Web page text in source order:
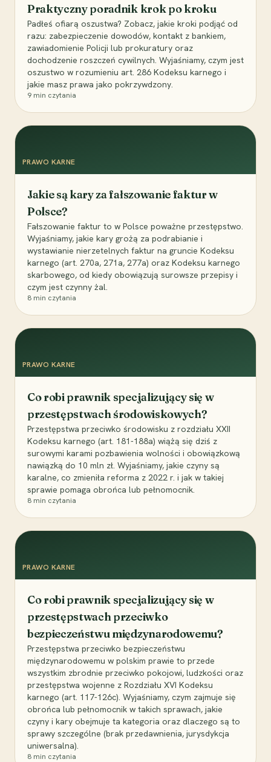
Praktyczny poradnik krok po kroku
Padłeś ofiarą oszustwa? Zobacz, jakie kroki podjąć od
razu: zabezpieczenie dowodów, kontakt z bankiem,
zawiadomienie Policji lub prokuratury oraz
dochodzenie roszczeń cywilnych. Wyjaśniamy, czym jest
oszustwo w rozumieniu art. 286 Kodeksu karnego i
jakie masz prawa jako pokrzywdzony.
9 min czytania
PRAWO KARNE
Jakie są kary za fałszowanie faktur w
Polsce?
Fałszowanie faktur to w Polsce poważne przestępstwo.
Wyjaśniamy, jakie kary grożą za podrabianie i
wystawianie nierzetelnych faktur na gruncie Kodeksu
karnego (art. 270a, 271a, 277a) oraz Kodeksu karnego
skarbowego, od kiedy obowiązują surowsze przepisy i
czym jest czynny żal.
8 min czytania
PRAWO KARNE
Co robi prawnik specjalizujący się w
przestępstwach środowiskowych?
Przestępstwa przeciwko środowisku z rozdziału XXII
Kodeksu karnego (art. 181-188a) wiążą się dziś z
surowymi karami pozbawienia wolności i obowiązkową
nawiązką do 10 mln zł. Wyjaśniamy, jakie czyny są
karalne, co zmieniła reforma z 2022 r. i jak w takiej
sprawie pomaga obrońca lub pełnomocnik.
8 min czytania
PRAWO KARNE
Co robi prawnik specjalizujący się w
przestępstwach przeciwko
bezpieczeństwu międzynarodowemu?
Przestępstwa przeciwko bezpieczeństwu
międzynarodowemu w polskim prawie to przede
wszystkim zbrodnie przeciwko pokojowi, ludzkości oraz
przestępstwa wojenne z Rozdziału XVI Kodeksu
karnego (art. 117-126c). Wyjaśniamy, czym zajmuje się
obrońca lub pełnomocnik w takich sprawach, jakie
czyny i kary obejmuje ta kategoria oraz dlaczego są to
sprawy szczególne (brak przedawnienia, jurysdykcja
uniwersalna).
8 min czytania